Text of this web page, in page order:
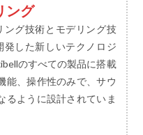
ング
ング技術とモデリング技
発した新しいテクノロジ
のすべての製品に搭載
能、操作性のみで、サウ
るように設計されていま